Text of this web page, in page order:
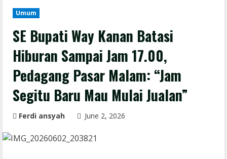
Umum
SE Bupati Way Kanan Batasi
Hiburan Sampai Jam 17.00,
Pedagang Pasar Malam: “Jam
Segitu Baru Mau Mulai Jualan”
Ferdi ansyah June 2, 2026